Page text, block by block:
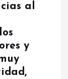
al
y